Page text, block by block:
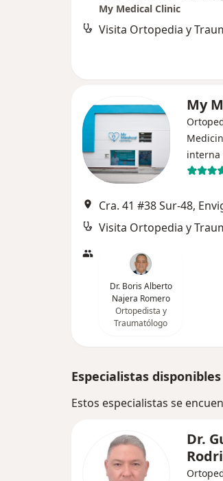
My Medical Clinic
Visita Ortopedia y
My
interna
Cra. 41 #38 Sur-48,
Visita Ortopedia y
Dr. Boris Alberto
Najera Romero
Ortopedista y
Traumatólogo
Especialistas disponibles
Estos especialistas se
Dr.